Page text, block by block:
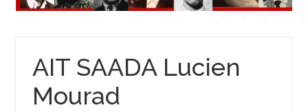
AIT SAADA Lucien
Mourad